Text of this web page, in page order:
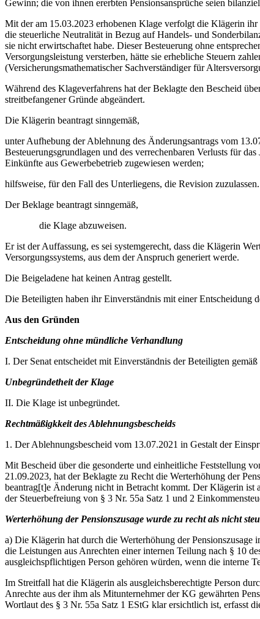
Gewinn; die von ihnen ererbten Pensionsansprüche seien
Mit der am 15.03.2023 erhobenen Klage verfolgt die Klägerin
die steuerliche Neutralität in Bezug auf Handels- und
sie nicht erwirtschaftet habe. Dieser Besteuerung ohne
Versorgungsleistung versterben, hätte sie erhebliche Steuern
(Versicherungsmathematischer Sachverständiger für
Während des Klageverfahrens hat der Beklagte den Bescheid
streitbefangener Gründe abgeändert.
Die Klägerin beantragt sinngemäß,
unter Aufhebung der Ablehnung des Änderungsantrags vom
Besteuerungsgrundlagen und des verrechenbaren Verlusts für
Einkünfte aus Gewerbebetrieb zugewiesen werden;
hilfsweise, für den Fall des Unterliegens, die Revision zuzulassen.
Der Beklage beantragt sinngemäß,
die Klage abzuweisen.
Er ist der Auffassung, es sei systemgerecht, dass die Klägerin
Versorgungssystems, aus dem der Anspruch generiert werde.
Die Beigeladene hat keinen Antrag gestellt.
Die Beteiligten haben ihr Einverständnis mit einer Entscheidung
Aus den Gründen
Entscheidung ohne mündliche Verhandlung
I. Der Senat entscheidet mit Einverständnis der Beteiligten
Unbegründetheit der Klage
II. Die Klage ist unbegründet.
Rechtmäßigkkeit des Ablehnungsbescheids
1. Der Ablehnungsbescheid vom 13.07.2021 in Gestalt der
Mit Bescheid über die gesonderte und einheitliche Feststellung
21.09.2023, hat der Beklagte zu Recht die Werterhöhung der
beantrag[t]e Änderung nicht in Betracht kommt. Der Klägerin ist
der Steuerbefreiung von § 3 Nr. 55a Satz 1 und 2
Werterhöhung der Pensionszusage wurde zu recht als nicht
a) Die Klägerin hat durch die Werterhöhung der
die Leistungen aus Anrechten einer internen Teilung nach § 10
ausgleichspflichtigen Person gehören würden, wenn die interne
Im Streitfall hat die Klägerin als ausgleichsberechtigte Person
Anrechte aus der ihm als Mitunternehmer der KG gewährten
Wortlaut des § 3 Nr. 55a Satz 1 EStG klar ersichtlich ist, erfasst